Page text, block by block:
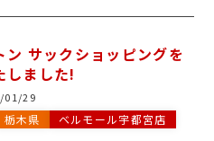
ン サックショッピングを
しました!
01/29
栃木県 ベルモール宇都宮店